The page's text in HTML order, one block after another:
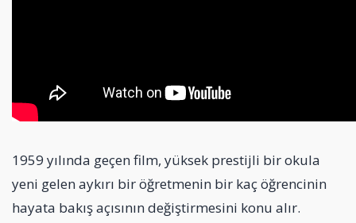
1959 yılında geçen film, yüksek prestijli bir okula
yeni gelen aykırı bir öğretmenin bir kaç öğrencinin
hayata bakış açısının değiştirmesini konu alır.